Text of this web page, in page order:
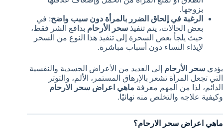
بزوجها.
الرغبة في إلحاق الضرر بالمرأة دون سبب واضح: في
بعض الحالات، يتم تنفيذ سحر الأرحام بدافع الشر فقط،
حيث يلجأ بعض السحرة إلى تنفيذ هذا النوع من السحر
لإيذاء النساء دون أسباب مباشرة.
يؤدي سحر الأرحام إلى العديد من الأعراض الجسدية والنفسية
التي تجعل المرأة تشعر بالإرهاق المستمر، الألم، والتوتر
الدائم، لذا من المهم معرفة ماهي اعراض سحر الارحام
وكيفية علاجه والتخلص منه نهائيًا.
ماهي اعراض سحر الارحام؟